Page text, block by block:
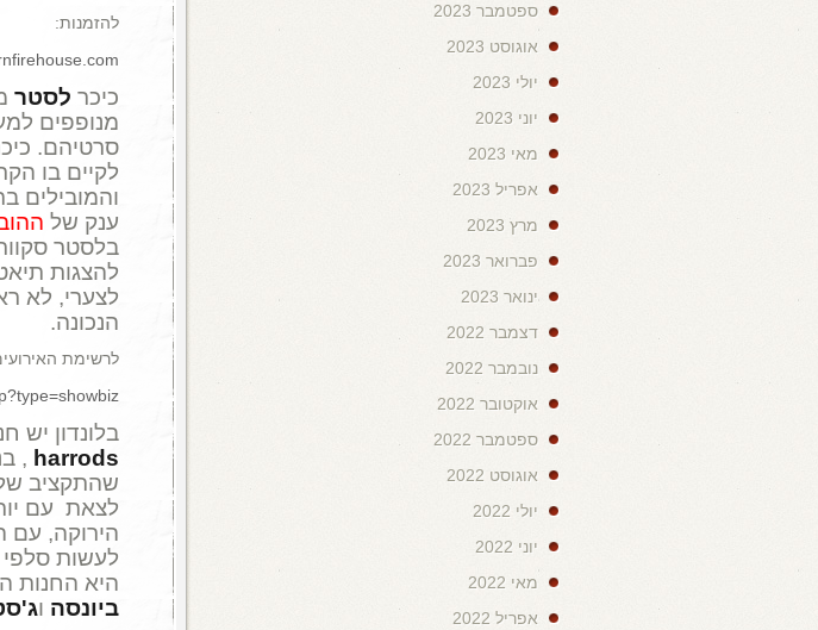
להזמנות:
כיכר לסטר
מנופפים
סרטיהם.
לקיים בו
והמובילים
ענק של
בלסטר
להצגות
לצערי, לא
הנכונה.
לרשימת
בלונדון יש
harrods
,
שהתקציב
לצאת עם
הירוקה, עם
לעשות
היא החנות
ביונסה ו
ספטמבר 2023
אוגוסט 2023
יולי 2023
יוני 2023
מאי 2023
אפריל 2023
מרץ 2023
פברואר 2023
ינואר 2023
דצמבר 2022
נובמבר 2022
אוקטובר 2022
ספטמבר 2022
אוגוסט 2022
יולי 2022
יוני 2022
מאי 2022
אפריל 2022